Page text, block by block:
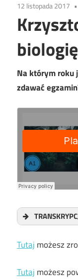
12 listopada 2017
biologię
Na którym roku
zdawać
Tutaj możesz
Tutaj możesz